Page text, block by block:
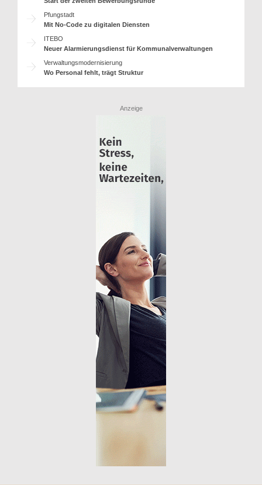
Pfungstadt
Mit No-Code zu digitalen Diensten
ITEBO
Neuer Alarmierungsdienst für Kommunalverwaltungen
Verwaltungsmodernisierung
Wo Personal fehlt, trägt Struktur
Anzeige